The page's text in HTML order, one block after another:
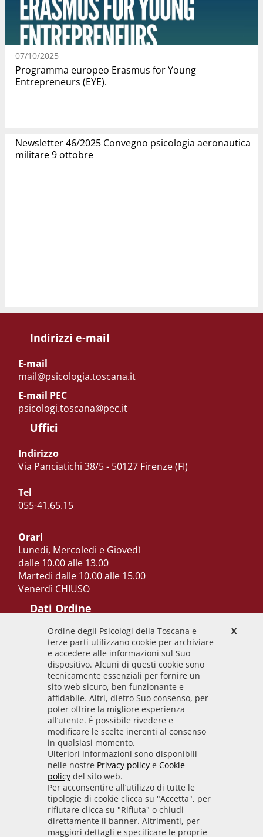
07/10/2025
Programma europeo Erasmus for Young
Entrepreneurs (EYE).
Newsletter 46/2025 Convegno psicologia aeronautica
militare 9 ottobre
Indirizzi e-mail
E-mail
mail@psicologia.toscana.it
E-mail PEC
psicologi.toscana@pec.it
Uffici
Indirizzo
Via Panciatichi 38/5 - 50127 Firenze (FI)
Tel
055-41.65.15
Orari
Lunedi, Mercoledi e Giovedì
dalle 10.00 alle 13.00
Martedi dalle 10.00 alle 15.00
Venerdì CHIUSO
Dati Ordine
Codice Fiscale
92009700458
Codice IPA
odpt_to
Linee guida
Sito realizzato seguendo le linee guida di sviluppo
per i servizi web delle PA pubblicate da AGID in
collaborazione con il TEAM PER LA
TRASFORMAZIONE DIGITALE.
• Informativa cookie • Informativa privacy
X
Ordine degli Psicologi della Toscana e
terze parti utilizzano cookie per archiviare
e accedere alle informazioni sul Suo
dispositivo. Alcuni di questi cookie sono
tecnicamente essenziali per fornire un
sito web sicuro, ben funzionante e
affidabile. Altri, dietro Suo consenso, per
poter offrire la migliore esperienza
all’utente. È possibile rivedere e
modificare le scelte inerenti al consenso
in qualsiasi momento.
Ulteriori informazioni sono disponibili
nelle nostre Privacy policye Cookie
policydel sito web.
Per acconsentire all’utilizzo di tutte le
tipologie di cookie clicca su "Accetta", per
rifiutare clicca su "Rifiuta" o chiudi
direttamente il banner. Altrimenti, per
maggiori dettagli e specificare le proprie